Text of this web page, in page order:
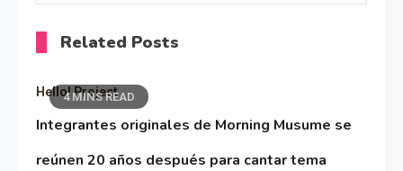
Related Posts
4 MINS READ
Hello! Project
Integrantes originales de Morning Musume se
reúnen 20 años después para cantar tema